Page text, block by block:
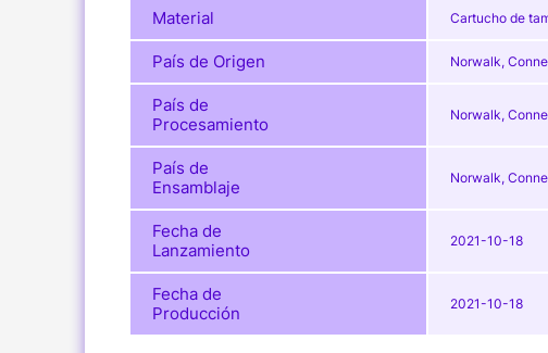
Material Cartucho de
País de Origen Norwalk,
País de
Procesamiento
Norwalk,
País de
Ensamblaje
Norwalk,
Fecha de
Lanzamiento
2021-10-18
Fecha de
Producción
2021-10-18